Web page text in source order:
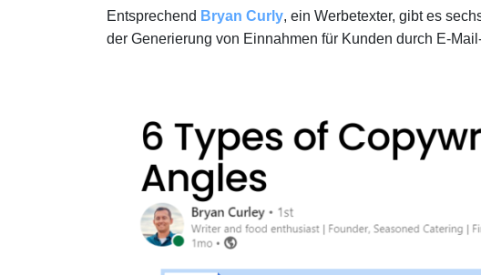
Entsprechend Bryan Curly, ein Werbetexter, gibt es
der Generierung von Einnahmen für Kunden durch E-